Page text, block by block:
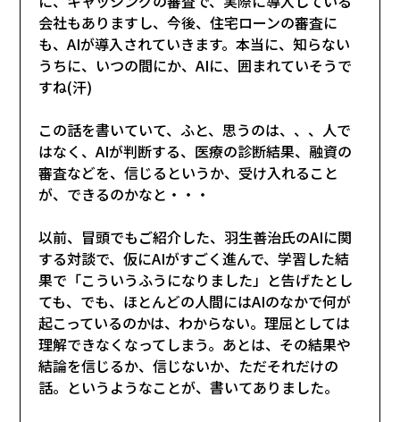
会社もありますし、今後、住宅ローンの審査に
も、AIが導入されていきます。本当に、知らない
うちに、いつの間にか、AIに、囲まれていそうで
すね(汗)
この話を書いていて、ふと、思うのは、、、人で
はなく、AIが判断する、医療の診断結果、融資の
審査などを、信じるというか、受け入れること
が、できるのかなと・・・
以前、冒頭でもご紹介した、羽生善治氏のAIに関
する対談で、仮にAIがすごく進んで、学習した結
果で「こういうふうになりました」と告げたとし
ても、でも、ほとんどの人間にはAIのなかで何が
起こっているのかは、わからない。理屈としては
理解できなくなってしまう。あとは、その結果や
結論を信じるか、信じないか、ただそれだけの
話。というようなことが、書いてありました。